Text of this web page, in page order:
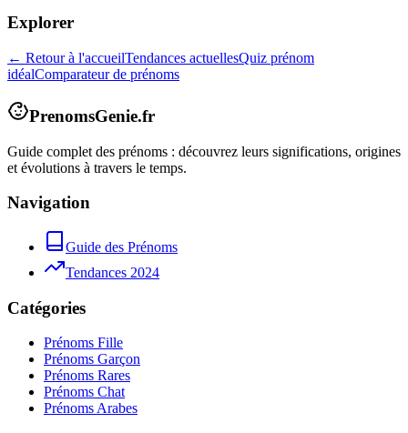
Explorer
← Retour à l'accueilTendances actuellesQuiz prénom
idéalComparateur de prénoms
PrenomsGenie.fr
Guide complet des prénoms : découvrez leurs significations, origines
et évolutions à travers le temps.
Navigation
Guide des Prénoms
Tendances 2024
Catégories
Prénoms Fille
Prénoms Garçon
Prénoms Rares
Prénoms Chat
Prénoms Arabes